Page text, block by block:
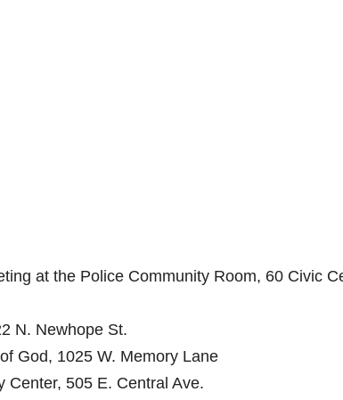
at the Police Community Room, 60 Civic
N. Newhope St.
God, 1025 W. Memory Lane
Center, 505 E. Central Ave.